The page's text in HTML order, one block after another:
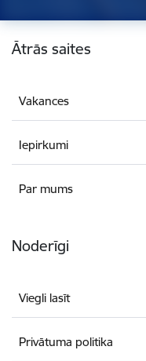
Kājene
Ātrās saites
Vakances
Iepirkumi
Par mums
Noderīgi
Viegli lasīt
Privātuma politika